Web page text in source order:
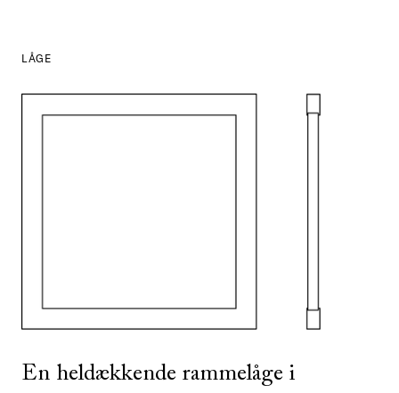
LÅGE
En heldækkende rammelåge i